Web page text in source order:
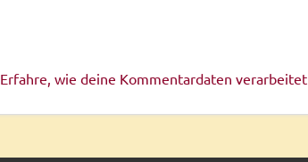
Erfahre, wie deine Kommentardaten verarbeitet